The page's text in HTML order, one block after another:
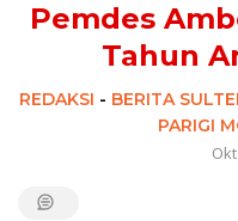
Pemdes
Tahun
REDAKSI - BERITA
PARIGI